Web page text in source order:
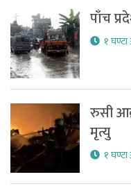
पाँच
१
रुसी
मृत्यु
१